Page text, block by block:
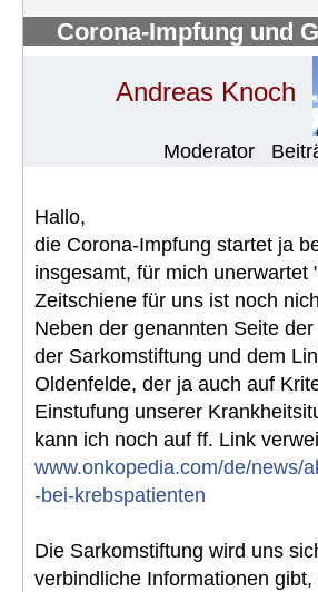
Corona-Impfung und
Andreas Knoch
Moderator
Hallo,
die Corona-Impfung startet ja
insgesamt, für mich unerwartet
Zeitschiene für uns ist noch
Neben der genannten Seite
der Sarkomstiftung und dem
Oldenfelde, der ja auch auf
Einstufung unserer
kann ich noch auf ff. Link
www.onkopedia.com/de/news/
-bei-krebspatienten
Die Sarkomstiftung wird uns
verbindliche Informationen gibt,